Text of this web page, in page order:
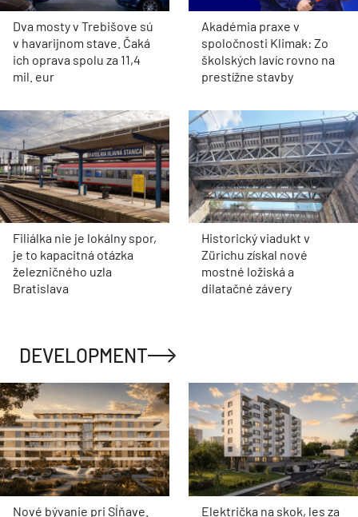
Dva mosty v Trebišove sú
v havarijnom stave. Čaká
ich oprava spolu za 11,4
mil. eur
Akadémia praxe v
spoločnosti Klimak: Zo
školských lavíc rovno na
prestížne stavby
Filiálka nie je lokálny spor,
je to kapacitná otázka
železničného uzla
Bratislava
Historický viadukt v
Zürichu získal nové
mostné ložiská a
dilatačné závery
DEVELOPMENT
Nové bývanie pri Sĺňave.
Električka na skok, les za